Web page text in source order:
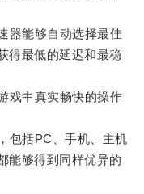
能够自动选择最佳
得最低的延迟和最稳
中真实畅快的操作
括PC、手机、主机
能够得到同样优异的